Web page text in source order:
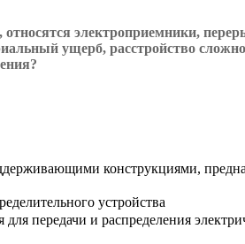
электроприемники,
ущерб, расстройство
конструкциями,
устройства
передачи и распределения